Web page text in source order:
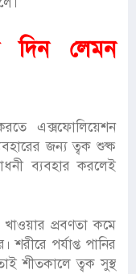
দিন লেমন
এক্সফোলিয়েশন
জন্য ত্বক শুষ্ক
ব্যবহার করলেই
প্রবণতা কমে
শরীরে পর্যাপ্ত পানির
শীতকালে ত্বক সুস্থ